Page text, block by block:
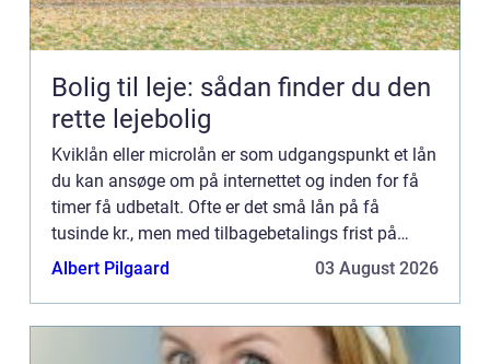
Bolig til leje: sådan finder du den
rette lejebolig
Kviklån eller microlån er som udgangspunkt et lån
du kan ansøge om på internettet og inden for få
timer få udbetalt. Ofte er det små lån på få
tusinde kr., men med tilbagebetalings frist på
under et år. Typisk vil lånet skulle betales på et par
Albert Pilgaard 03 August 2026